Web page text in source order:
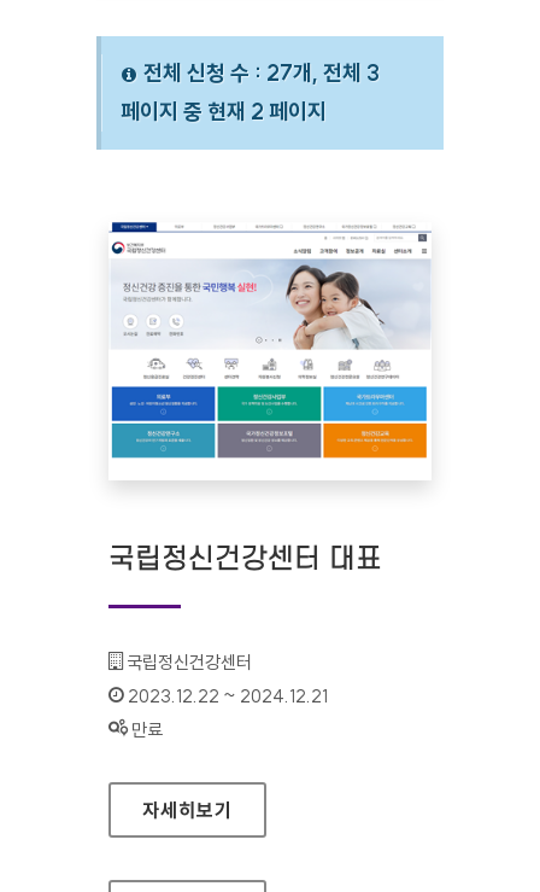
전체 신청 수 : 27개, 전체 3
페이지 중 현재 2 페이지
국립정신건강센터 대표
기관명 :
국립정신건강센터
인증기간 :
2023.12.22 ~ 2024.12.21
상태 :
만료
국립정신건강센터 대표
자세히보기